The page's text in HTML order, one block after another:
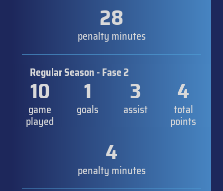
28
penalty minutes
Regular Season - Fase 2
10
game
played
1
goals
3
assist
4
total
points
4
penalty minutes